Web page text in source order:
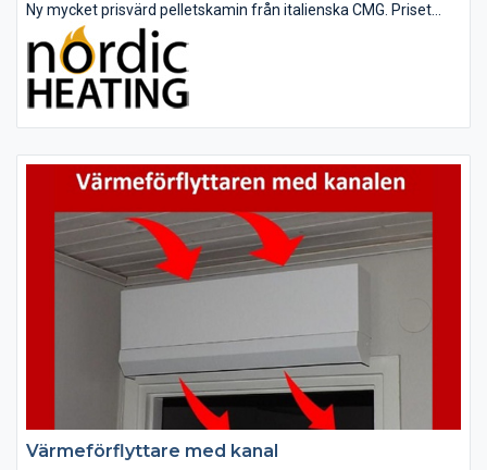
Ny mycket prisvärd pelletskamin från italienska CMG. Priset
inkluderar frakt.
Finns i tre färger. ( svart, röd, metallic grå )
47 x 48,5 x 96,5 cm.
Värmeförflyttare med kanal